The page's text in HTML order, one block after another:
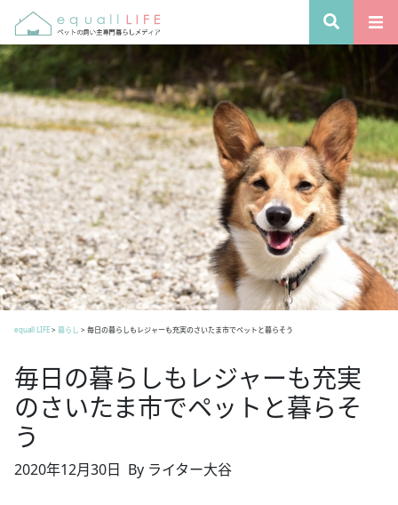
equall LIFE> 暮らし > 毎日の暮らしもレジャーも充実のさいたま市でペットと暮らそう
毎日の暮らしもレジャーも充実
のさいたま市でペットと暮らそ
う
2020年12月30日 By ライター大谷